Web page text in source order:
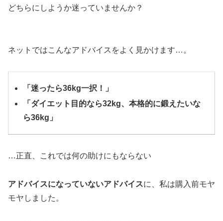
どちらにしようか迷っていませんか？
ネットではこんなアドバイスをよく見かけます…。
「迷ったら36kg一択！」
「ダイエット目的なら32kg、本格的に鍛えたいな
ら36kg」
…正直、これでは何の助けにもならない
アドバイスになっていないアドバイスに、私は購入前モヤ
モヤしました。